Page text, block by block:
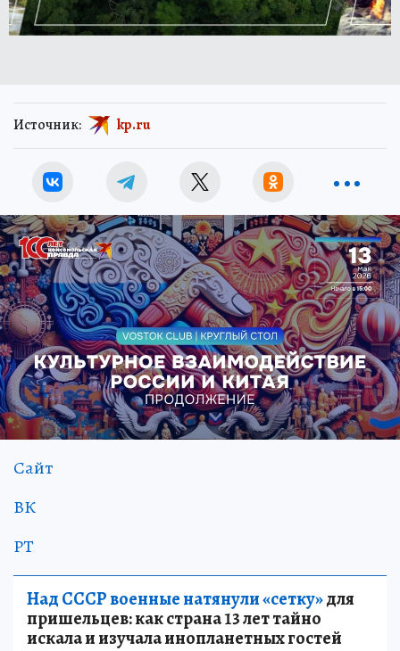
Источник: kp.ru
Сайт
ВК
РТ
Над СССР военные натянули «сетку»для
пришельцев: как страна 13 лет тайно
искала и изучала инопланетных гостей